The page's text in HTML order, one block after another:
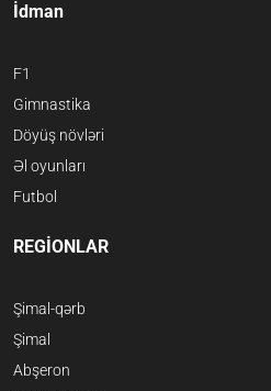
İdman
F1
Gimnastika
Döyüş növləri
Əl oyunları
Futbol
REGİONLAR
Şimal-qərb
Şimal
Abşeron